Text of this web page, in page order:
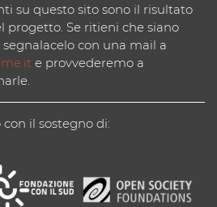
su questo sito sono il risultato
progetto. Se ritieni che siano
con una mail a
e provvederemo a
il sostegno di: